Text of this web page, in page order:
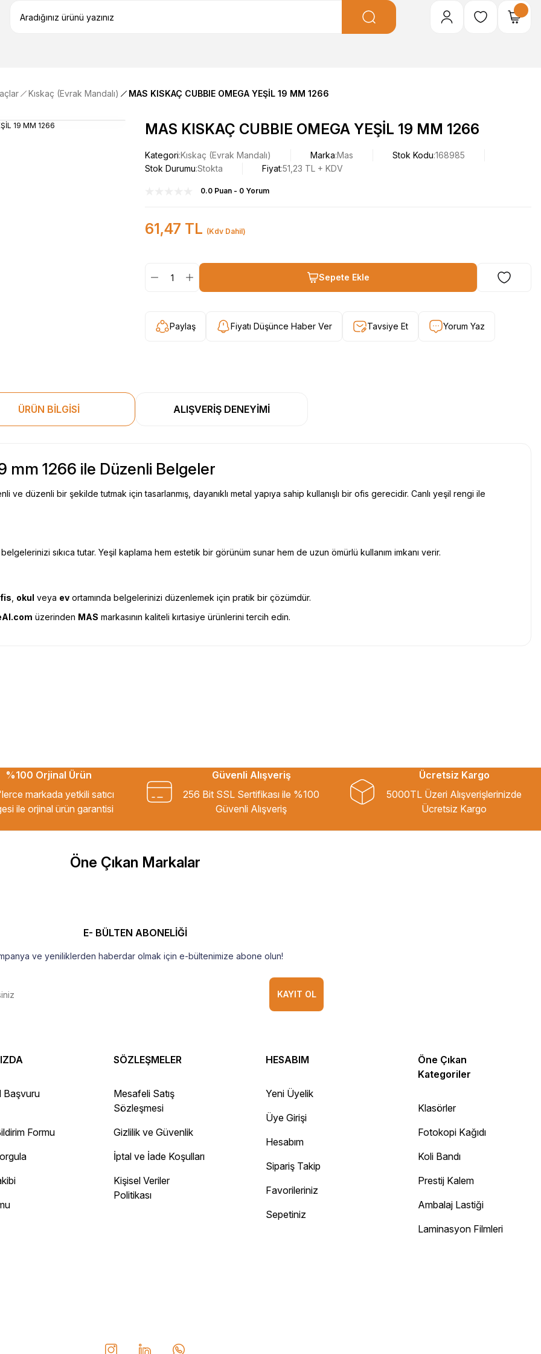
Kıskaç (Evrak Mandalı) MAS KISKAÇ CUBBIE OMEGA YEŞİL 19 MM 1266
MAS KISKAÇ CUBBIE OMEGA YEŞİL 19 MM 1266
Kategori Kıskaç (Evrak Mandalı) Marka Mas Stok Kodu 168985
Stok Durumu Stokta Fiyat51,23 TL + KDV
0.0 Puan - 0 Yorum
61,47 TL (Kdv Dahil)
Sepete Ekle
Paylaş Fiyatı Düşünce Haber Ver Tavsiye Et Yorum Yaz
ÜRÜN BİLGİSİ ALIŞVERİŞ DENEYİMİ
mm 1266 ile Düzenli Belgeler
ve düzenli bir şekilde tutmak için tasarlanmış, dayanıklı metal yapıya sahip kullanışlı bir ofis gerecidir. Canlı yeşil rengi ile
sıkıca tutar. Yeşil kaplama hem estetik bir görünüm sunar hem de uzun ömürlü kullanım imkanı verir.
okul veya ev ortamında belgelerinizi düzenlemek için pratik bir çözümdür.
üzerinden MAS markasının kaliteli kırtasiye ürünlerini tercih edin.
ederim.
ederim.
site
%100 Orjinal Ürün
markada yetkili satıcı
ile orjinal ürün garantisi
Güvenli Alışveriş
256 Bit SSL Sertifikası ile %100
Güvenli Alışveriş
Ücretsiz Kargo
5000TL Üzeri Alışverişlerinizde
Ücretsiz Kargo
Öne Çıkan Markalar
E- BÜLTEN ABONELİĞİ
ve yeniliklerden haberdar olmak için e-bültenimize abone olun!
KAYIT OL
Başvuru
Formu
SÖZLEŞMELER
Mesafeli Satış
Sözleşmesi
Gizlilik ve Güvenlik
İptal ve İade Koşulları
Kişisel Veriler
Politikası
HESABIM
Yeni Üyelik
Üye Girişi
Hesabım
Sipariş Takip
Favorileriniz
Sepetiniz
Öne Çıkan
Kategoriler
Klasörler
Fotokopi Kağıdı
Koli Bandı
Prestij Kalem
Ambalaj Lastiği
Laminasyon Filmleri